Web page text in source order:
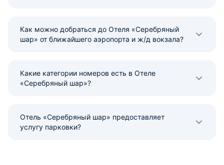
Как можно добраться до Отеля «Серебряный
шар» от ближайшего аэропорта и ж/д вокзала?
Какие категории номеров есть в Отеле
«Серебряный шар»?
Отель «Серебряный шар» предоставляет
услугу парковки?